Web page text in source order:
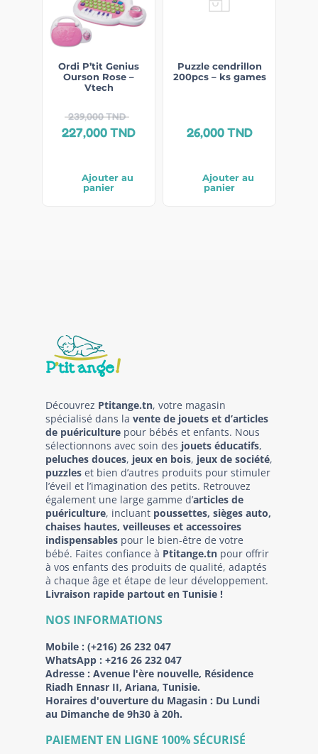
Ordi P’tit Genius
Ourson Rose –
Vtech
239,000TND
227,000TND
Ajouter au
panier
Puzzle cendrillon
200pcs – ks games
26,000TND
Ajouter au
panier
Découvrez Ptitange.tn, votre magasin
spécialisé dans la vente de jouets et d’articles
de puériculture pour bébés et enfants. Nous
sélectionnons avec soin des jouets éducatifs,
peluches douces, jeux en bois, jeux de société,
puzzles et bien d’autres produits pour stimuler
l’éveil et l’imagination des petits. Retrouvez
également une large gamme d’articles de
puériculture, incluant poussettes, sièges auto,
chaises hautes, veilleuses et accessoires
indispensables pour le bien-être de votre
bébé. Faites confiance à Ptitange.tn pour offrir
à vos enfants des produits de qualité, adaptés
à chaque âge et étape de leur développement.
Livraison rapide partout en Tunisie !
NOS INFORMATIONS
Mobile : (+216) 26 232 047
WhatsApp : +216 26 232 047
Adresse : Avenue l'ère nouvelle, Résidence
Riadh Ennasr II, Ariana, Tunisie.
Horaires d'ouverture du Magasin : Du Lundi
au Dimanche de 9h30 à 20h.
PAIEMENT EN LIGNE 100% SÉCURISÉ